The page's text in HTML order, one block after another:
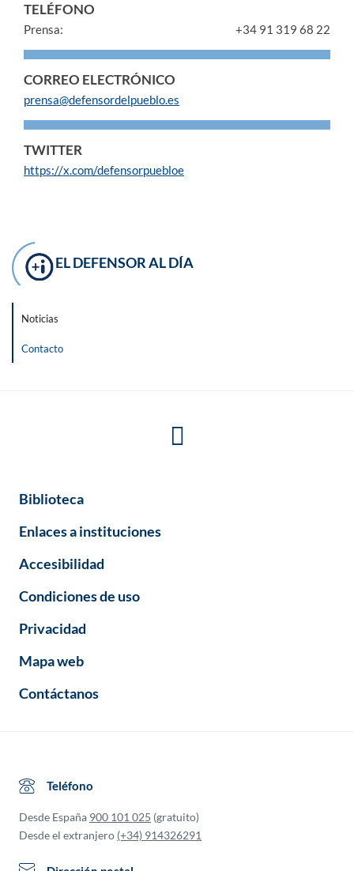
TELÉFONO
Prensa: +34 91 319 68 22
CORREO ELECTRÓNICO
prensa@defensordelpueblo.es
TWITTER
https://x.com/defensorpuebloe
EL DEFENSOR AL DÍA
Noticias
Contacto
Biblioteca
Enlaces a instituciones
Accesibilidad
Condiciones de uso
Privacidad
Mapa web
Contáctanos
Teléfono
Desde España 900 101 025 (gratuito)
Desde el extranjero (+34) 914326291